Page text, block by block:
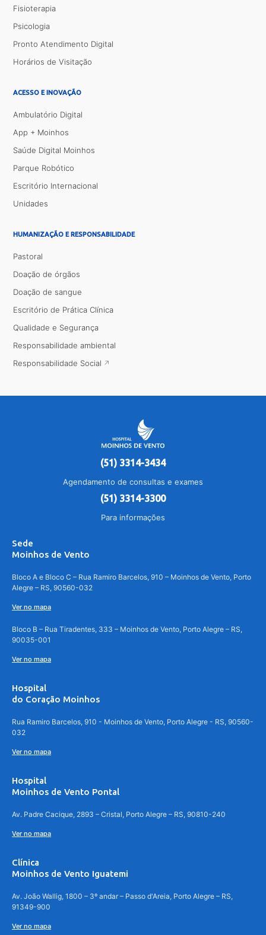
Fisioterapia
Psicologia
Pronto Atendimento Digital
Horários de Visitação
ACESSO E INOVAÇÃO
Ambulatório Digital
App + Moinhos
Saúde Digital Moinhos
Parque Robótico
Escritório Internacional
Unidades
HUMANIZAÇÃO E RESPONSABILIDADE
Pastoral
Doação de órgãos
Doação de sangue
Escritório de Prática Clínica
Qualidade e Segurança
Responsabilidade ambiental
Responsabilidade Social
(51) 3314-3434
Agendamento de consultas e exames
(51) 3314-3300
Para informações
Sede
Moinhos de Vento
Bloco A e Bloco C – Rua Ramiro Barcelos, 910 – Moinhos de Vento, Porto
Alegre – RS, 90560-032
Ver no mapa
Bloco B – Rua Tiradentes, 333 – Moinhos de Vento, Porto Alegre – RS,
90035-001
Ver no mapa
Hospital
do Coração Moinhos
Rua Ramiro Barcelos, 910 - Moinhos de Vento, Porto Alegre - RS, 90560-
032
Ver no mapa
Hospital
Moinhos de Vento Pontal
Av. Padre Cacique, 2893 – Cristal, Porto Alegre – RS, 90810-240
Ver no mapa
Clínica
Moinhos de Vento Iguatemi
Av. João Wallig, 1800 – 3º andar – Passo d'Areia, Porto Alegre – RS,
91349-900
Ver no mapa